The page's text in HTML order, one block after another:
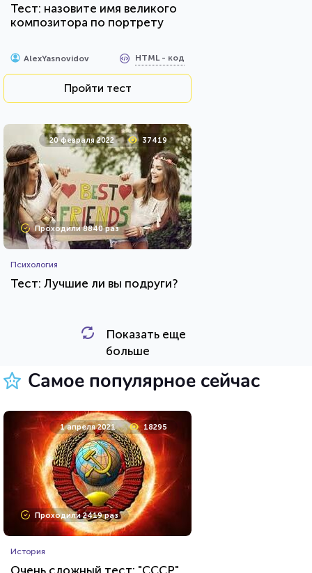
Тест: назовите имя великого
композитора по портрету
AlexYasnovidov HTML - код
Пройти тест
20 февраля 2022 37419
Проходили 8840 раз
Психология
Тест: Лучшие ли вы подруги?
HTML - код
26 июля 2021 62438
Проходили 8032 раза
Игры
Тест по игре Dota 2
Показать еще
больше
Самое популярное сейчас
1 апреля 2021 18295
Проходили 2419 раз
История
Очень сложный тест: "СССР"